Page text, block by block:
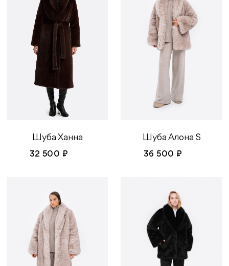
Шуба Ханна
32 500 ₽
Шуба Алона S
36 500 ₽